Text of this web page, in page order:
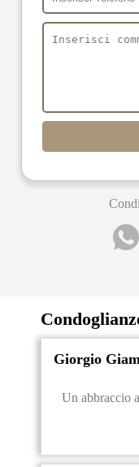
Giorgio
Un abbraccio